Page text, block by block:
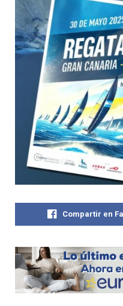
Compartir en